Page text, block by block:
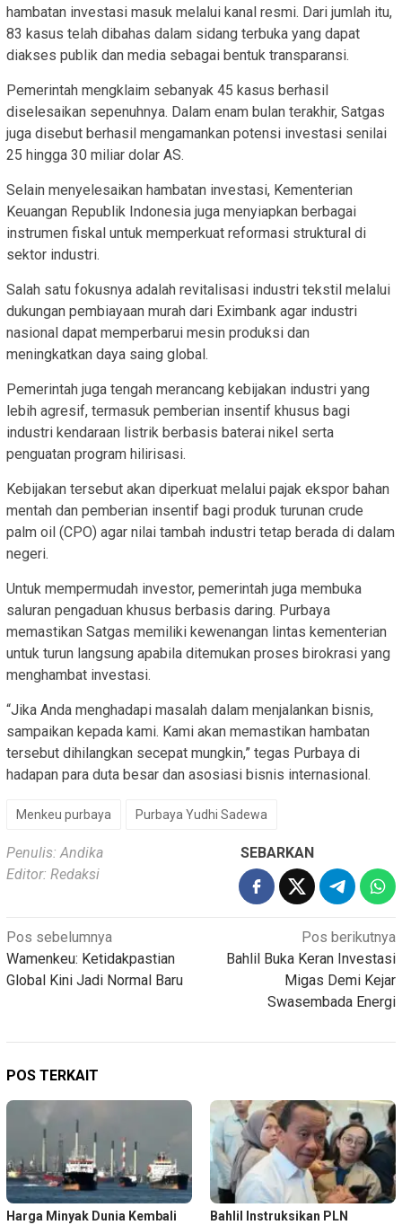
hambatan investasi masuk melalui kanal resmi. Dari jumlah itu,
83 kasus telah dibahas dalam sidang terbuka yang dapat
diakses publik dan media sebagai bentuk transparansi.
Pemerintah mengklaim sebanyak 45 kasus berhasil
diselesaikan sepenuhnya. Dalam enam bulan terakhir, Satgas
juga disebut berhasil mengamankan potensi investasi senilai
25 hingga 30 miliar dolar AS.
Selain menyelesaikan hambatan investasi, Kementerian
Keuangan Republik Indonesia juga menyiapkan berbagai
instrumen fiskal untuk memperkuat reformasi struktural di
sektor industri.
Salah satu fokusnya adalah revitalisasi industri tekstil melalui
dukungan pembiayaan murah dari Eximbank agar industri
nasional dapat memperbarui mesin produksi dan
meningkatkan daya saing global.
Pemerintah juga tengah merancang kebijakan industri yang
lebih agresif, termasuk pemberian insentif khusus bagi
industri kendaraan listrik berbasis baterai nikel serta
penguatan program hilirisasi.
Kebijakan tersebut akan diperkuat melalui pajak ekspor bahan
mentah dan pemberian insentif bagi produk turunan crude
palm oil (CPO) agar nilai tambah industri tetap berada di dalam
negeri.
Untuk mempermudah investor, pemerintah juga membuka
saluran pengaduan khusus berbasis daring. Purbaya
memastikan Satgas memiliki kewenangan lintas kementerian
untuk turun langsung apabila ditemukan proses birokrasi yang
menghambat investasi.
“Jika Anda menghadapi masalah dalam menjalankan bisnis,
sampaikan kepada kami. Kami akan memastikan hambatan
tersebut dihilangkan secepat mungkin,” tegas Purbaya di
hadapan para duta besar dan asosiasi bisnis internasional.
Menkeu purbaya Purbaya Yudhi Sadewa
Penulis: Andika
Editor: Redaksi
SEBARKAN
Navigasi
pos
Pos sebelumnya
Wamenkeu: Ketidakpastian
Global Kini Jadi Normal Baru
Pos berikutnya
Bahlil Buka Keran Investasi
Migas Demi Kejar
Swasembada Energi
POS TERKAIT
Harga Minyak Dunia Kembali Bahlil Instruksikan PLN